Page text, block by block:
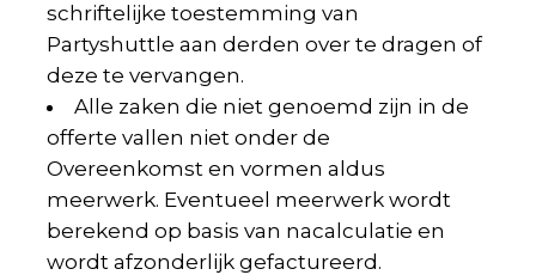
schriftelijke toestemming van
Partyshuttle aan derden over te dragen of
deze te vervangen.
Alle zaken die niet genoemd zijn in de
offerte vallen niet onder de
Overeenkomst en vormen aldus
meerwerk. Eventueel meerwerk wordt
berekend op basis van nacalculatie en
wordt afzonderlijk gefactureerd.